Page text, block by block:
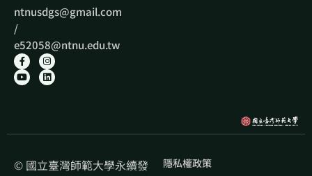
ntnusdgs@gmail.com
/
e52058@ntnu.edu.tw
© 國立臺灣師範大學永續發 隱私權政策